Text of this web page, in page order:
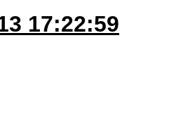
17:22:59